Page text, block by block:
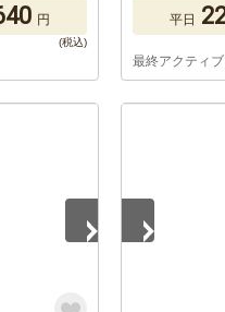
円 平日
最終アクティ